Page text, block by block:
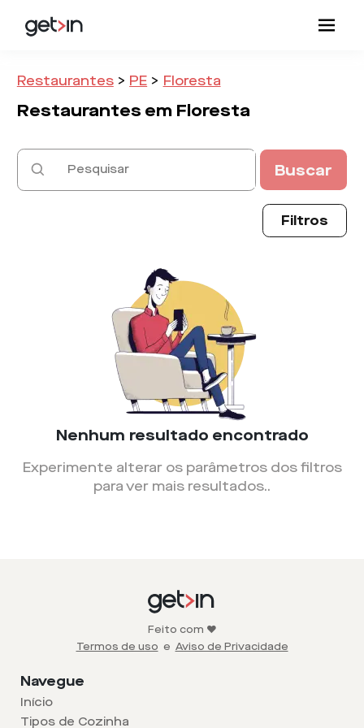
Restaurantes > PE > Floresta
Restaurantes em Floresta
Buscar
Filtros
Nenhum resultado encontrado
Experimente alterar os parâmetros dos filtros
para ver mais resultados..
Feito com ❤️
Termos de uso e Aviso de Privacidade
Navegue
Início
Tipos de Cozinha